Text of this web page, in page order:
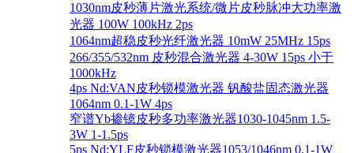
1030nm皮秒薄片激光系统/微片皮秒脉冲大功率激
光器 100W 100kHz 2ps
1064nm超稳皮秒光纤激光器 10mW 25MHz 15ps
266/355/532nm 皮秒混合激光器 4-30W 15ps 小于
1000kHz
4ps Nd:VAN皮秒锁模激光器 钒酸盐固态激光器
1064nm 0.1-1W 4ps
窄谱Yb掺镱皮秒多功率激光器1030-1045nm 1.5-
3W 1-1.5ps
5ps Nd:YLF皮秒锁模激光器1053/1046nm 0.1-1W